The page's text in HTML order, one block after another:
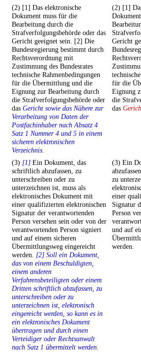
(2) [1] Das elektronische
Dokument muss für die
Bearbeitung durch die
Strafverfolgungsbehörde oder das
Gericht geeignet sein. [2] Die
Bundesregierung bestimmt durch
Rechtsverordnung mit
Zustimmung des Bundesrates
technische Rahmenbedingungen
für die Übermittlung und die
Eignung zur Bearbeitung durch
die Strafverfolgungsbehörde oder
das Gericht sowie das Nähere zur
Verarbeitung von Daten der
Postfachinhaber nach Absatz 4
Satz 1 Nummer 4 und 5 in einem
sicheren elektronischen
Verzeichnis.
(2) [1]
Gericht
für die
Eignung
die
das
(3) [1] Ein Dokument, das
schriftlich abzufassen, zu
unterschreiben oder zu
unterzeichnen ist, muss als
elektronisches Dokument mit
einer qualifizierten elektronischen
Signatur der verantwortenden
Person versehen sein oder von der
verantwortenden Person signiert
und auf einem sicheren
Übermittlungsweg eingereicht
werden. [2] Soll ein Dokument,
das von einem Beschuldigten,
einem anderen
Verfahrensbeteiligten oder einem
Dritten schriftlich abzufassen, zu
unterschreiben oder zu
unterzeichnen ist, elektronisch
eingereicht werden, so kann es in
ein elektronisches Dokument
übertragen und durch einen
Verteidiger oder Rechtsanwalt
nach Satz 1 übermittelt werden.
(3) Ein
zu
einer
Signatur
Person
und auf
werden.